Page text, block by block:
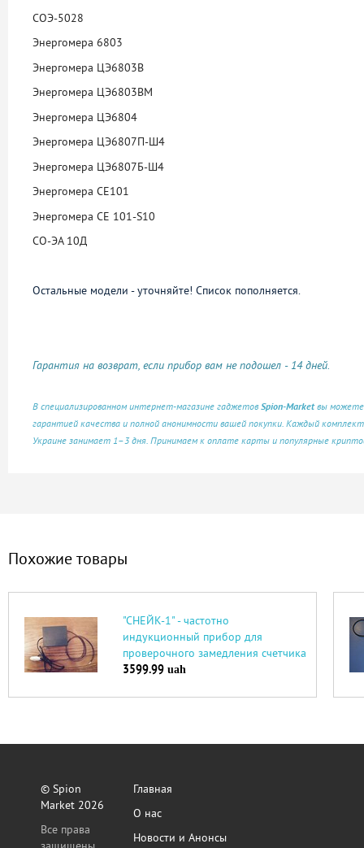
СОЭ-5028
Энергомера 6803
Энергомера ЦЭ6803В
Энергомера ЦЭ6803ВМ
Энергомера ЦЭ6804
Энергомера ЦЭ6807П-Ш4
Энергомера ЦЭ6807Б-Ш4
Энергомера СЕ101
Энергомера СЕ 101-S10
СО-ЭА 10Д
Остальные модели - уточняйте! Список пополняется.
Гарантия на возврат, если прибор вам не подошел - 14 дней.
В специализированном интернет-магазине гаджетов Spion-Marketвы можете
гарантией качества и полной анонимности вашей покупки. Каждый
Украине занимает 1–3 дня. Принимаем к оплате карты и популярные
Похожие товары
"СНЕЙК-1" - частотно
индукционный прибор для
проверочного замедления счетчика
3599.99 uah
© Spion
Market 2026
Все права
Главная
О нас
Новости и Анонсы